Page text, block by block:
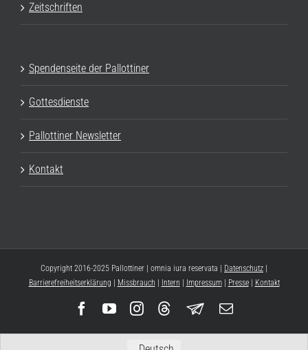
Zeitschriften
Spendenseite der Pallottiner
Gottesdienste
Pallottiner Newsletter
Kontakt
Copyright 2016-2025 Pallottiner | omnia iura reservata | Datenschutz
Barrierefreiheitserklärung
Missbrauch Intern Impressum| Presse| Kontakt
Facebook
YouTubeInstagram
Threads
Newsletter
E-